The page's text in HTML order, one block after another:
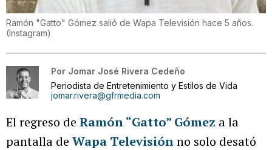
Ramón "Gatto" Gómez salió de Wapa Televisión hace 5 años.
(Instagram)
Por Jomar José Rivera Cedeño
Periodista de Entretenimiento y Estilos de Vida
jomar.rivera@gfrmedia.com
El regreso de Ramón “Gatto” Gómez a la
pantalla de Wapa Televisiónno solo desató